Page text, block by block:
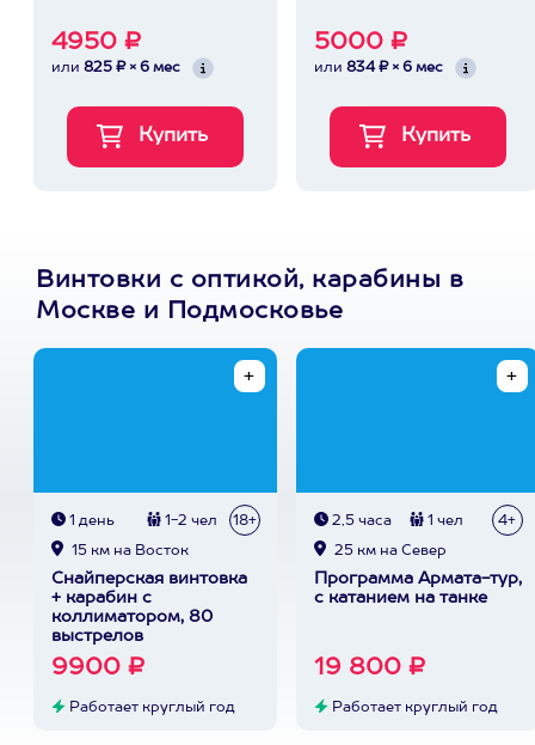
4950 ₽
или 825 ₽ × 6 мес
5000 ₽
или 834 ₽ × 6 мес
Винтовки с оптикой, карабины в
Москве и Подмосковье
1 день 1-2 чел 18+
15 км на Восток
Снайперская винтовка
+ карабин с
коллиматором, 80
выстрелов
9900 ₽
Работает круглый год
2,5 часа 1 чел 4+
25 км на Север
Программа Армата-тур,
с катанием на танке
19 800 ₽
Работает круглый год